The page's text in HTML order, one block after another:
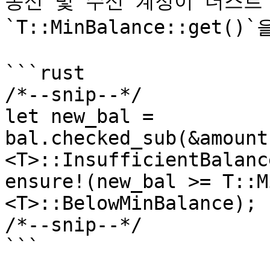
`T::MinBalance::get()`을
```rust
/*--snip--*/
let new_bal =
ensure!(new_bal >=
<T>::BelowMinBalance);
/*--snip--*/
```